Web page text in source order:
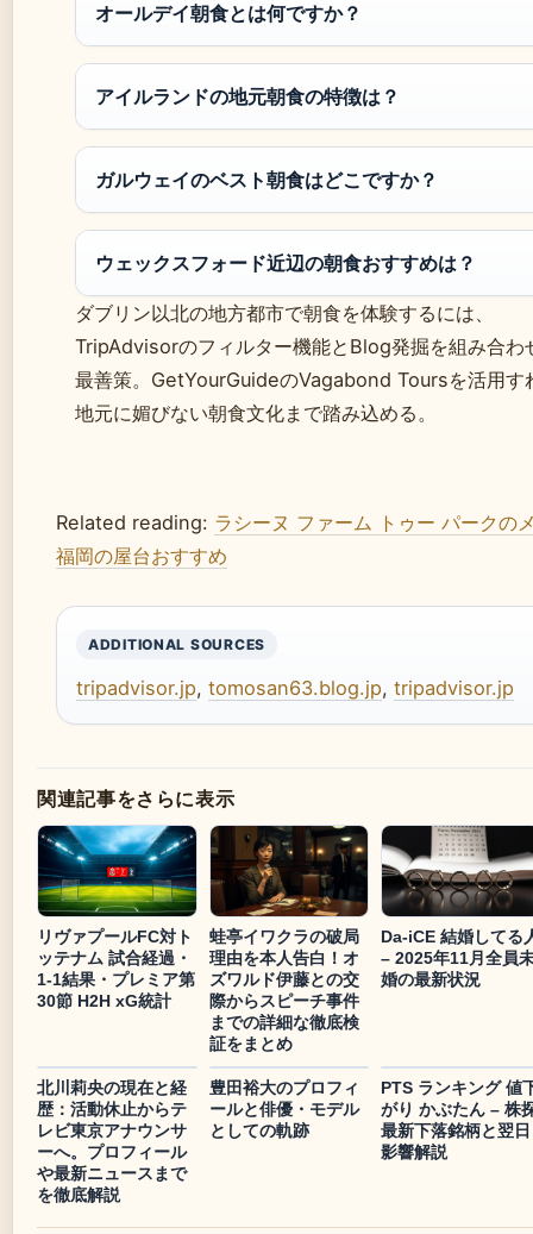
オールデイ朝食とは何ですか？
アイルランドの地元朝食の特徴は？
ガルウェイのベスト朝食はどこですか？
ウェックスフォード近辺の朝食おすすめは？
ダブリン以北の地方都市で朝食を体験するには、
TripAdvisorのフィルター機能とBlog発掘を組み合わ
最善策。GetYourGuideのVagabond Toursを活用す
地元に媚びない朝食文化まで踏み込める。
Related reading: ラシーヌ ファーム トゥー パークの
福岡の屋台おすすめ
ADDITIONAL SOURCES
tripadvisor.jp, tomosan63.blog.jp, tripadvisor.jp
関連記事をさらに表示
リヴァプールFC対ト
ッテナム 試合経過・
1-1結果・プレミア第
30節 H2H xG統計
蛙亭イワクラの破局
理由を本人告白！オ
ズワルド伊藤との交
際からスピーチ事件
までの詳細な徹底検
証をまとめ
Da-iCE 結婚してる
– 2025年11月全員
婚の最新状況
北川莉央の現在と経
歴：活動休止からテ
レビ東京アナウンサ
ーへ。プロフィール
や最新ニュースまで
を徹底解説
豊田裕大のプロフィ
ールと俳優・モデル
としての軌跡
PTS ランキング 値
がり かぶたん – 株
最新下落銘柄と翌日
影響解説